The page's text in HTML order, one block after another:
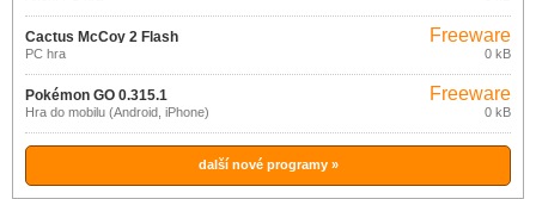
Cactus McCoy 2 Flash
PC hra
Freeware
0 kB
Pokémon GO 0.315.1
Hra do mobilu (Android, iPhone)
Freeware
0 kB
další nové programy »